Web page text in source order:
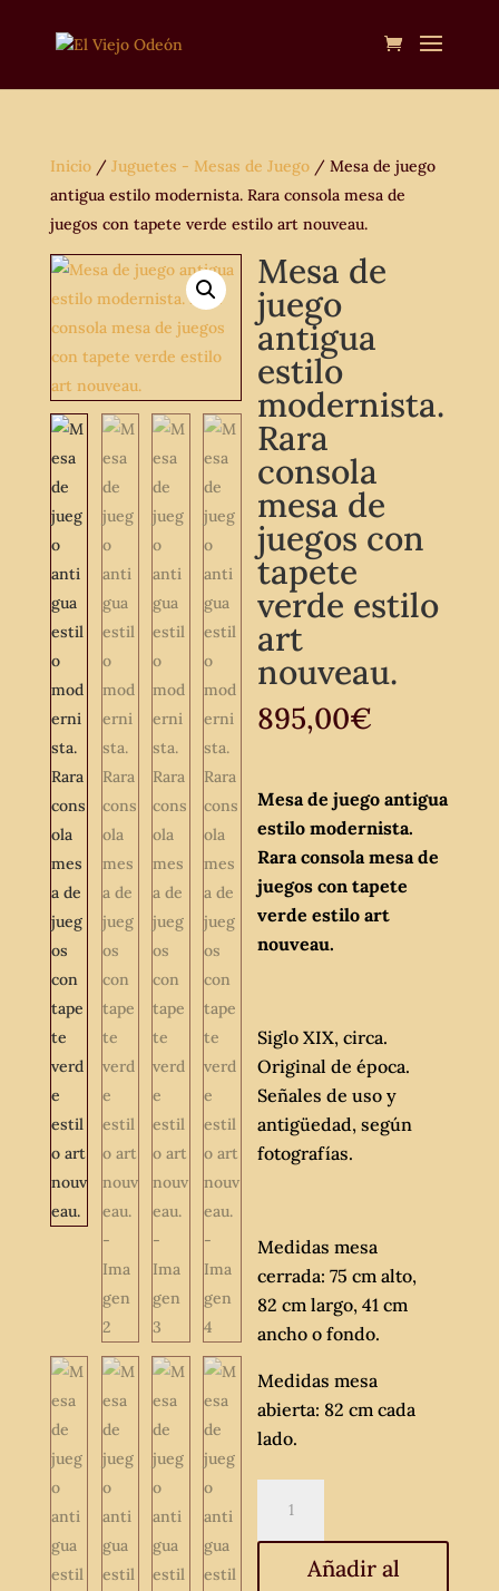
Inicio/ Juguetes - Mesas de Juego/ Mesa de juego
antigua estilo modernista. Rara consola mesa de
juegos con tapete verde estilo art nouveau.
Mesa de
juego
antigua
estilo
modernista.
Rara
consola
mesa de
juegos con
tapete
verde estilo
art
nouveau.
895,00€
Mesa de juego antigua
estilo modernista.
Rara consola mesa de
juegos con tapete
verde estilo art
nouveau.
Siglo XIX, circa.
Original de época.
Señales de uso y
antigüedad, según
fotografías.
Medidas mesa
cerrada: 75 cm alto,
82 cm largo, 41 cm
ancho o fondo.
Medidas mesa
abierta: 82 cm cada
lado.
juego
antiguaAñadir al